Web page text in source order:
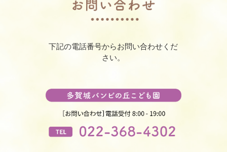
下記の電話番号からお問い合わせくだ
さい。